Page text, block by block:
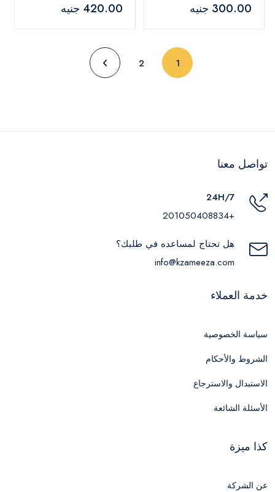
زيت جسم للأطفال
300.00 جنيه
باني باوند 100 مل
420.00 جنيه
1
2
تواصل معنا
24H/7
+201050408834
هل تحتاج لمساعده في طلبك؟
info@kzameeza.com
خدمة العملاء
سياسة الخصوصية
الشروط والأحكام
الاستبدال والاسترجاع
الأسئلة الشائعة
كذا ميزة
عن الشركة